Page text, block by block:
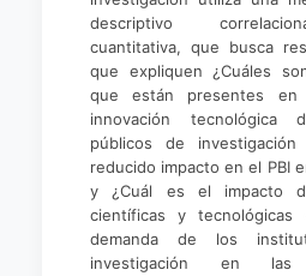
descriptivo
cuantitativa, que busca
que expliquen ¿Cuáles
que están presentes
innovación tecnológica
públicos de
reducido impacto en el PBI
y ¿Cuál es el impacto
científicas y
demanda de los
investigación en